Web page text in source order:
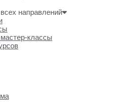
направлений
классы